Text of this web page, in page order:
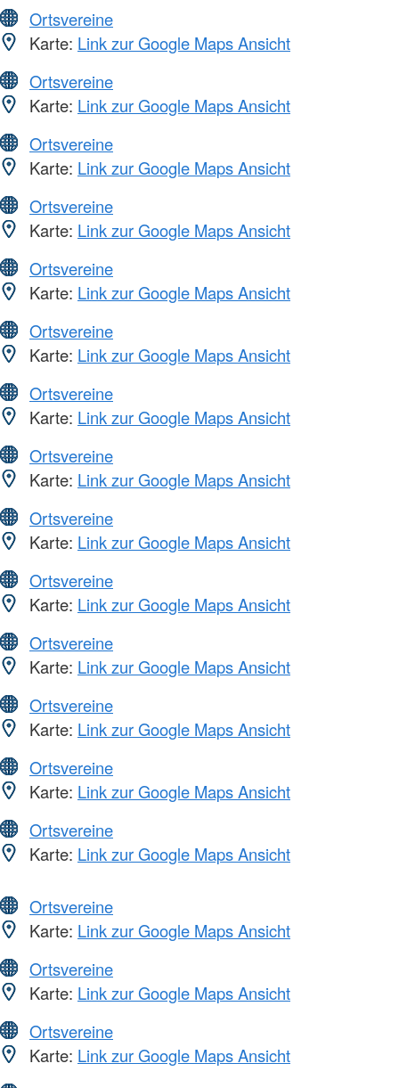
Ortsvereine
Karte: Link zur Google Maps Ansicht
Ortsvereine
Karte: Link zur Google Maps Ansicht
Ortsvereine
Karte: Link zur Google Maps Ansicht
Ortsvereine
Karte: Link zur Google Maps Ansicht
Ortsvereine
Karte: Link zur Google Maps Ansicht
Ortsvereine
Karte: Link zur Google Maps Ansicht
Ortsvereine
Karte: Link zur Google Maps Ansicht
Ortsvereine
Karte: Link zur Google Maps Ansicht
Ortsvereine
Karte: Link zur Google Maps Ansicht
Ortsvereine
Karte: Link zur Google Maps Ansicht
Ortsvereine
Karte: Link zur Google Maps Ansicht
Ortsvereine
Karte: Link zur Google Maps Ansicht
Ortsvereine
Karte: Link zur Google Maps Ansicht
Ortsvereine
Karte: Link zur Google Maps Ansicht
Ortsvereine
Karte: Link zur Google Maps Ansicht
Ortsvereine
Karte: Link zur Google Maps Ansicht
Ortsvereine
Karte: Link zur Google Maps Ansicht